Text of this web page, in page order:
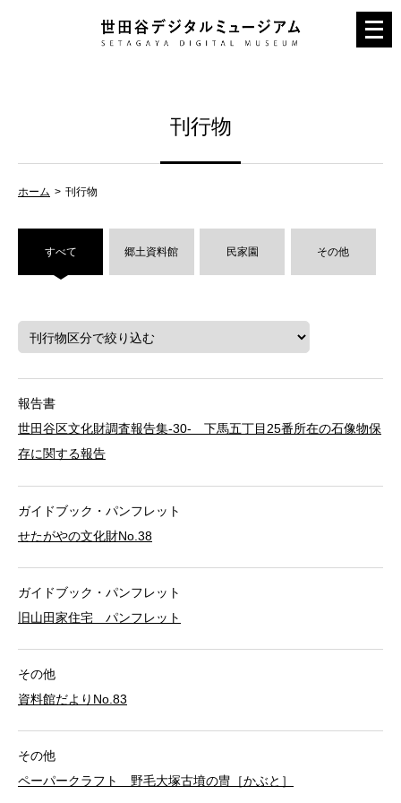
メ
ニ
刊行物
ホーム 刊行物
すべて 郷土資料館 民家園 その他
報告書
世田谷区文化財調査報告集-30- 下馬五丁目25番所在の石像物保
存に関する報告
ガイドブック・パンフレット
せたがやの文化財No.38
ガイドブック・パンフレット
旧山田家住宅 パンフレット
その他
資料館だよりNo.83
その他
ペーパークラフト 野毛大塚古墳の冑［かぶと］